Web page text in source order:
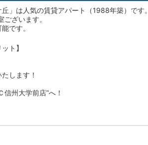
」は人気の賃貸アパート（1988年築）です。
ざいます。
です。
ト】
します！
州大学前店”へ！